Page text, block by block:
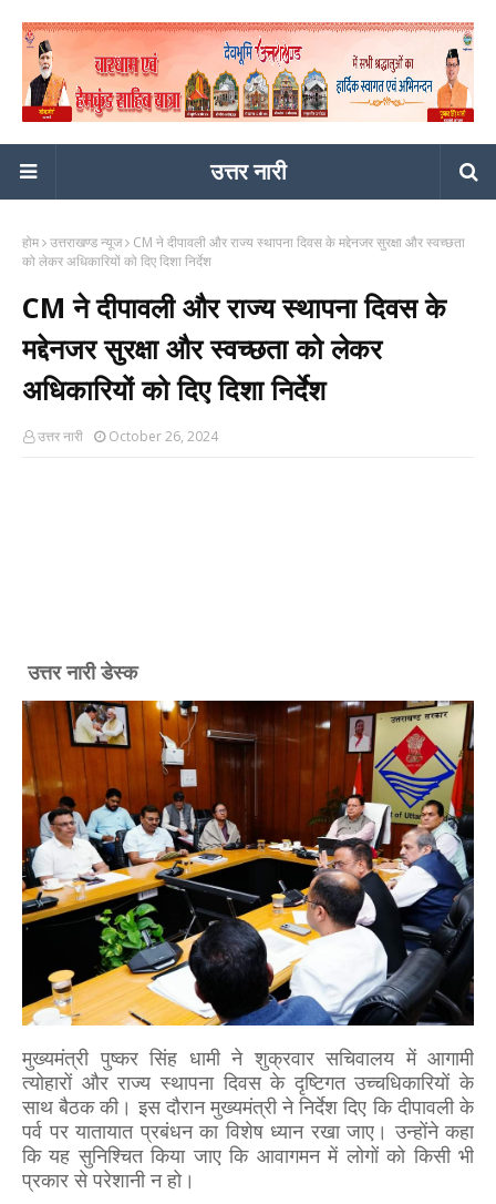
उत्तर नारी
होम उत्तराखण्ड न्यूज
CM ने दीपावली और राज्य स्थापना दिवस के मद्देनजर सुरक्षा और स्वच्छता
को लेकर अधिकारियों को दिए दिशा निर्देश
CM ने दीपावली और राज्य स्थापना दिवस के
मद्देनजर सुरक्षा और स्वच्छता को लेकर
अधिकारियों को दिए दिशा निर्देश
उत्तर नारी October 26, 2024
उत्तर नारी डेस्क
मुख्यमंत्री पुष्कर सिंह धामी ने शुक्रवार सचिवालय में आगामी
त्योहारों और राज्य स्थापना दिवस के दृष्टिगत उच्चधिकारियों के
साथ बैठक की। इस दौरान मुख्यमंत्री ने निर्देश दिए कि दीपावली के
पर्व पर यातायात प्रबंधन का विशेष ध्यान रखा जाए। उन्होंने कहा
कि यह सुनिश्चित किया जाए कि आवागमन में लोगों को किसी भी
प्रकार से परेशानी न हो।